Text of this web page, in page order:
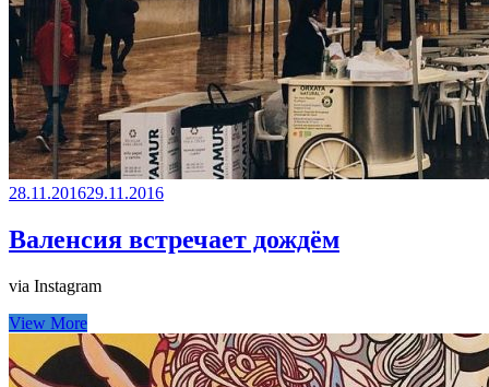
28.11.201629.11.2016
Валенсия встречает дождём
via Instagram
View More